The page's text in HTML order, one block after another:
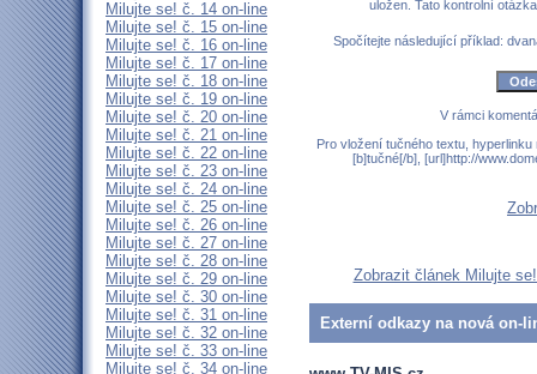
Milujte se! č. 14 on-line
Milujte se! č. 15 on-line
Milujte se! č. 16 on-line
Milujte se! č. 17 on-line
Milujte se! č. 18 on-line
Milujte se! č. 19 on-line
Milujte se! č. 20 on-line
Milujte se! č. 21 on-line
Milujte se! č. 22 on-line
Milujte se! č. 23 on-line
Milujte se! č. 24 on-line
Milujte se! č. 25 on-line
Milujte se! č. 26 on-line
Milujte se! č. 27 on-line
Milujte se! č. 28 on-line
Milujte se! č. 29 on-line
Milujte se! č. 30 on-line
Milujte se! č. 31 on-line
Milujte se! č. 32 on-line
Milujte se! č. 33 on-line
Milujte se! č. 34 on-line
uložen. Tato kontrolní
Spočítejte následující příklad:
V rámci
Pro vložení tučného textu,
[b]tučné[/b], [url]http://
Zobrazit článek Milujte
Externí odkazy na nová on-